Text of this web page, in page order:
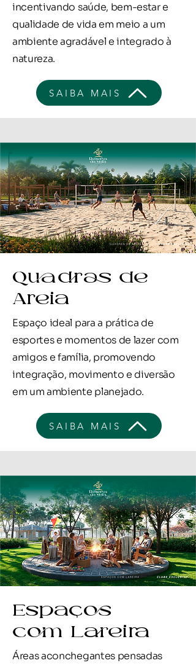
incentivando saúde, bem-estar e
qualidade de vida em meio a um
ambiente agradável e integrado à
natureza.
SAIBA MAIS
Quadras de
Areia
Espaço ideal para a prática de
esportes e momentos de lazer com
amigos e família, promovendo
integração, movimento e diversão
em um ambiente planejado.
SAIBA MAIS
Espaços
com Lareira
Áreas aconchegantes pensadas